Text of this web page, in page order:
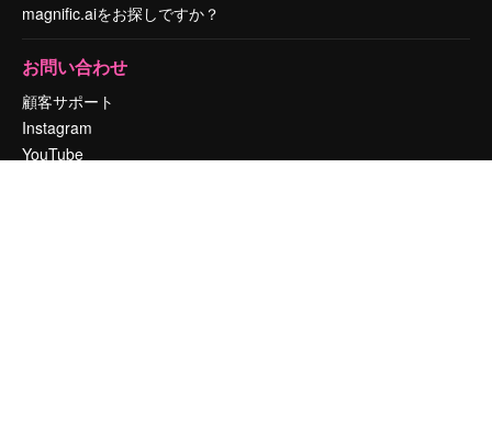
magnific.aiをお探しですか？
お問い合わせ
顧客サポート
Instagram
YouTube